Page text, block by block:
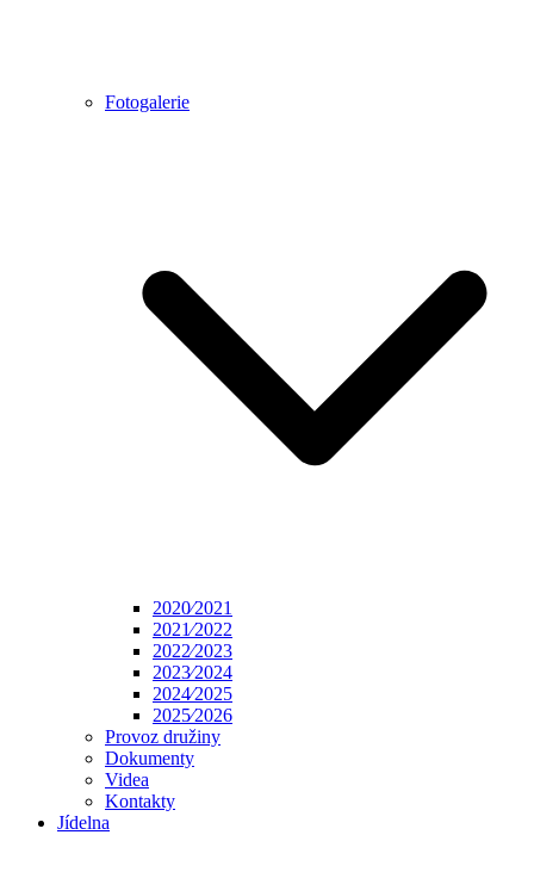
Fotogalerie
2020⁄2021
2021⁄2022
2022⁄2023
2023⁄2024
2024⁄2025
2025⁄2026
Provoz družiny
Dokumenty
Videa
Kontakty
Jídelna